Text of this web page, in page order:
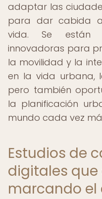
adaptar las
para dar cabida
vida. Se están
innovadoras para
la movilidad y la
en la vida urbana,
pero también
la planificación
mundo cada vez
Estudios de
digitales que
marcando